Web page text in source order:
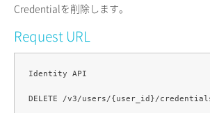
サービス一覧
サポート
Credentialを削除します。
Request URL
Identity API